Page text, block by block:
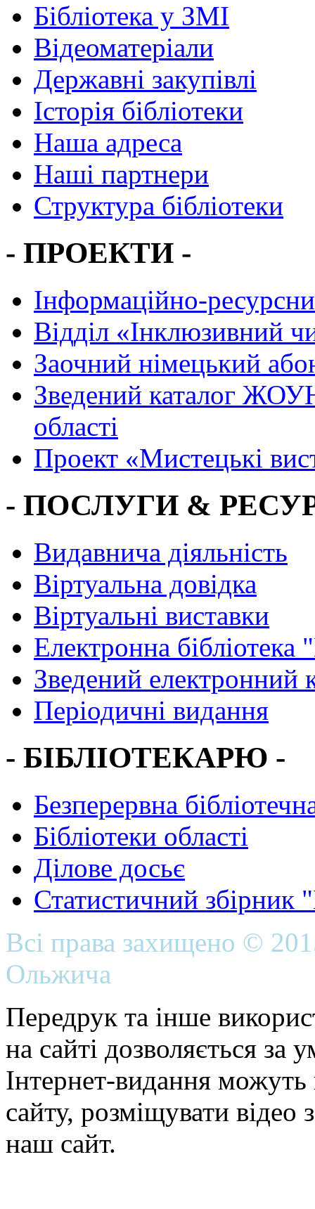
Бібліотека у ЗМІ
Відеоматеріали
Державні закупівлі
Історія бібліотеки
Наша адреса
Наші партнери
Структура бібліотеки
- ПРОЕКТИ -
Інформаційно-
Вiддiл «Інклюзивний
Заочний німецький
Зведений каталог
області
Проект «Мистецькі
- ПОСЛУГИ &
Видавнича діяльність
Віртуальна довідка
Віртуальні виставки
Електронна
Зведений електронний
Періодичні видання
- БІБЛІОТЕКАРЮ -
Безперервна
Бібліотеки області
Ділове досьє
Статистичний
Всі права захищено ©
Ольжича
Передрук та інше
на сайті дозволяється
Інтернет-видання можуть
сайту, розміщувати відео
наш сайт.